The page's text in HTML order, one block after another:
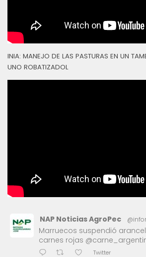
INIA: MANEJO DE LAS PASTURAS EN UN
UNO ROBATIZADOL
NAP Noticias AgroPec
Marruecos suspendió
carnes rojas
Twitter